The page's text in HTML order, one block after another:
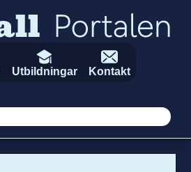
Utbildningar
Kontakt